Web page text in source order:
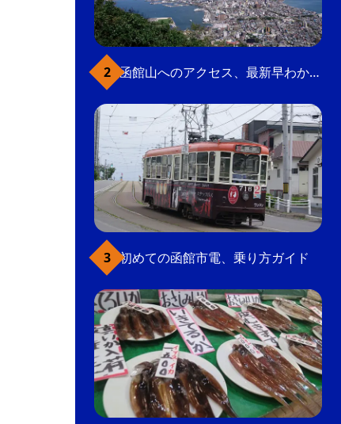
函館山へのアクセス、最新早わかりガイド
初めての函館市電、乗り方ガイド